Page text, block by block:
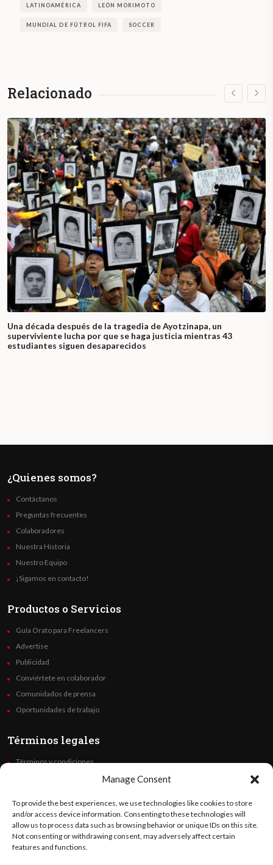
Manage Consent
To provide the best experiences, we use technologies like cookies to store
and/or access device information. Consenting to these technologies will
allow us to process data such as browsing behavior or unique IDs on this site.
Not consenting or withdrawing consent, may adversely affect certain
features and functions.
LATINOAMÉRICA LEÓN MORIMOTO
MUNDIAL DE FÚTBOL FIFA SOCCER
Relacionado
Una década después de la tragedia de Ayotzinapa, un
superviviente lucha por que se haga justicia mientras 43
estudiantes siguen desaparecidos
¿Quienes somos?
Contáctanos
Preguntas frecuentes
Colaboradores
Nuestra Historia
Nuestro Equipo
¡Sigamos en contacto!
Productos o Servicios
Guía Orato para Freelancers
Advertise
Publicidad
Conviértete en colaborador
Comunidados de prensa
Oportunidades de trabajo
Términos legales
Términos y condiciones
Code of Ethics
Síguenos